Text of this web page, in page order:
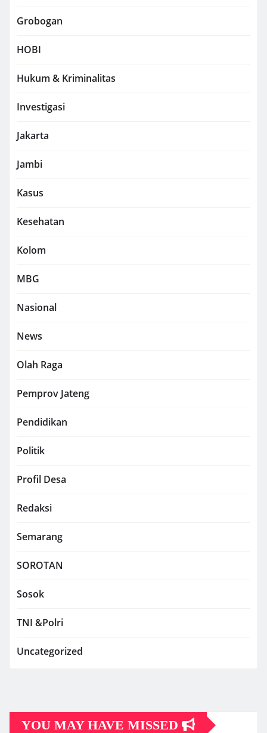
Grobogan
HOBI
Hukum & Kriminalitas
Investigasi
Jakarta
Jambi
Kasus
Kesehatan
Kolom
MBG
Nasional
News
Olah Raga
Pemprov Jateng
Pendidikan
Politik
Profil Desa
Redaksi
Semarang
SOROTAN
Sosok
TNI &Polri
Uncategorized
YOU MAY HAVE MISSED